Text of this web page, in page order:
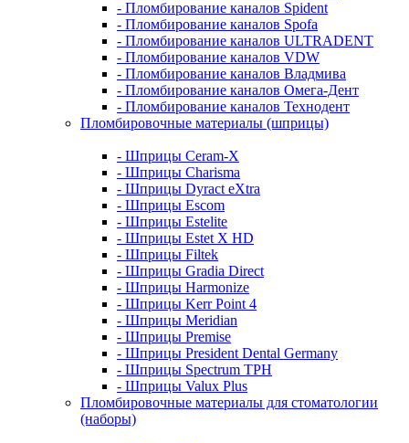
- Пломбирование каналов Spident
- Пломбирование каналов Spofa
- Пломбирование каналов ULTRADENT
- Пломбирование каналов VDW
- Пломбирование каналов Владмива
- Пломбирование каналов Омега-Дент
- Пломбирование каналов Технодент
Пломбировочные материалы (шприцы)
- Шприцы Ceram-X
- Шприцы Charisma
- Шприцы Dyract eXtra
- Шприцы Escom
- Шприцы Estelite
- Шприцы Estet X HD
- Шприцы Filtek
- Шприцы Gradia Direct
- Шприцы Harmonize
- Шприцы Kerr Point 4
- Шприцы Meridian
- Шприцы Premise
- Шприцы President Dental Germany
- Шприцы Spectrum TPH
- Шприцы Valux Plus
Пломбировочные материалы для стоматологии
(наборы)